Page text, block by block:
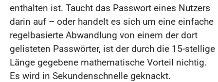
enthalten ist. Taucht das Passwort eines Nutzers
darin auf – oder handelt es sich um eine einfache
regelbasierte Abwandlung von einem der dort
gelisteten Passwörter, ist der durch die 15-stellige
Länge gegebene mathematische Vorteil nichtig.
Es wird in Sekundenschnelle geknackt.